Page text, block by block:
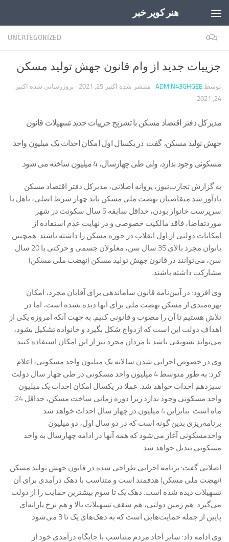
هنر کویر خبر
UNCATEGORIZED 0
جزيیات جدید از وام قانون جهش تولید مسکن
توسط ADMIN43GHGEE · منتشر شده اکتبر 25, 2021 · بروزرسانی شده اکتبر
24, 2021
مدیرکل دفتر اقتصاد مسکن با تشریح جزيیات جدید تسهیلات قانون
جهش تولید مسکن،‌ گفت: در یکسال اول امکان احداث یک میلیون واحد
مسکونی وجود ندارد، ولی طی چهارسال، 4 میلیون ساخته می شود.
به گزارش تجارت‌نیوز، پروانه اصلانی، مدیرکل دفتر اقتصاد مسکن
یادآور شد:‌متقاضیان نهضت ملی مسکن باید چهار شرط اصلی، تاهل یا
سرپرست خانوار بودن، حداقل سابقه 5 سال سکونت در شهر
موردتقاضا، فاقد مالکیت خصوصی و در نهایت عدم استفاده از
امکانات دولتی از اول انقلاب در حوزه مسکن را داشته باشند. همچنین
بانوان مجرد بالای 35 سال سن، معلولان جسمی و حرکتی با 20 سال
سن، می‌توانند در قانون جهش تولید مسکن (نهضت ملی مسکن)
مشارکت داشته باشند.
وی افزود: در آیین‌نامه قانون ساماندهی برای آقایان مجرد، امکان
بهره‌مندی از مسکن نهضت ملی برای آنها دیده نشده است، اما در
تلاش هستیم تا آن را مصوب و قانونی کنیم. به جهت آنکه امروزه یکی از
اهداف دولت این است که ازدواج شکل بگیرد و خانواده تشکیل بشود،
می‌تواند تشویقی باشد تا مردان مجرد نیز از این امکان استفاده کنند.
وی در خصوص اجرایی شدن سالانه یک میلیون واحد مسکونی، اعلام
کرد: به طور متوسط 4 میلیون واحد مسکونی در طی چهار سال دولت
سیزدهم احداث خواهد شد. عملا در یکسال امکان احداث یک میلیون
واحد مسکونی وجود ندارد زیرا دوره زمانی ساخت مسکن، حداقل 24
ماه است. بنابراین 4 میلیون در چهار سال احداث خواهد شد.
برنامه‌ریزی بدین گونه است که در دو سال اول، دو میلیون
واحدمسکونی آغاز می‌شود که همه آنها در ادامه چهارسال به واحد
مسکونی تبدیل خواهد شد.
اصلانی گفت: برنامه اجرایی طراحی شده در قانون جهش تولید مسکن
(نهضت ملی مسکن) هدفمند است و متناسب با دهک درآمدی برای آن
تسهیلات دیده شده است. دهک یک تا سوم بیشترین حمایت را از دولت
می‌گیرد. هم زمین دولتی، هم سقف تسهیلات بالا و هم نرخ یارانه‌ای
پایین از جمله حمایت‌هایی است که به دهک‌های یک تا 3 می‌شود.
وی ادامه داد: سایر آحاد مردم متناسب با جایگاه درآمدی خود از